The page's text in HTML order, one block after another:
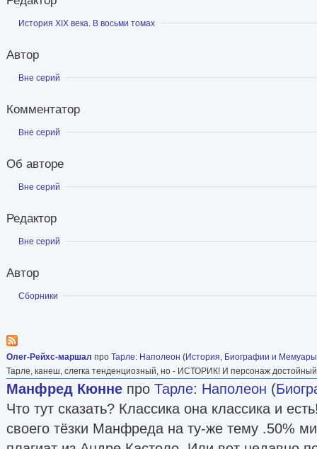
Показать
История XIX века. В восьми томах
Автор
Показать
Вне серий
Комментатор
Показать
Вне серий
Об авторе
Показать
Вне серий
Редактор
Показать
Вне серий
Автор
Показать
Сборники
Олег-Рейхс-маршал про Тарле: Наполеон (История, Биографии и Мемуары
Тарле, канеш, слегка тенденциозный, но - ИСТОРИК! И персонаж достойный
Манфред Кюнне про Тарле: Наполеон (
Что тут сказать? Классика она классика и
своего тёзки Манфреда на ту-же тему .50%